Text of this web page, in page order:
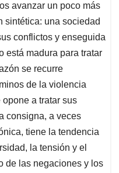
avanzar un poco más
sintética: una sociedad
conflictos y enseguida
está madura para tratar
se recurre
de la violencia
a tratar sus
consigna, a veces
tiene la tendencia
la tensión y el
de las negaciones y los